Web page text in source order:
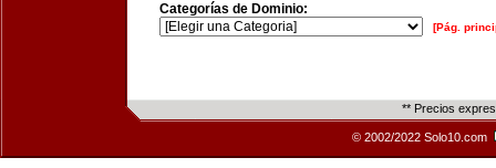
Categorías de Dominio:
[Pág.
** Precios
© 2002/2022 Solo10.com